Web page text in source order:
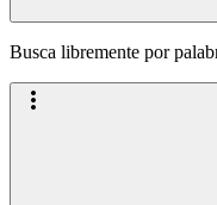
Busca libremente por